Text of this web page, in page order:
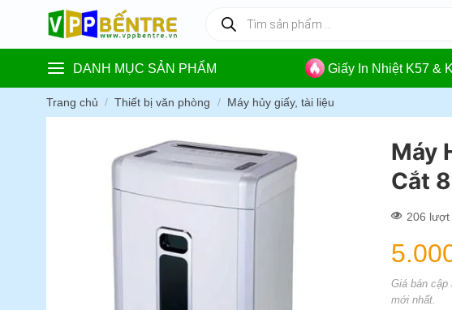
content
kiếm
phẩm
DANH MỤC SẢN PHẨM Giấy In Nhiệt K57 &
Trang chủ / Thiết bị văn phòng / Máy hủy giấy, tài liệu
Máy
Cắt
206 lượt
Giá bán cập
mới nhất.